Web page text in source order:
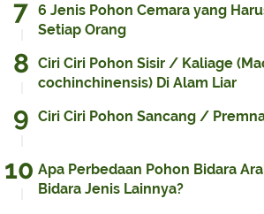
6 Jenis Pohon Cemara yang
Setiap Orang
Ciri Ciri Pohon Sisir / Kaliage
cochinchinensis) Di Alam Liar
Ciri Ciri Pohon Sancang /
Apa Perbedaan Pohon Bidara
Bidara Jenis Lainnya?